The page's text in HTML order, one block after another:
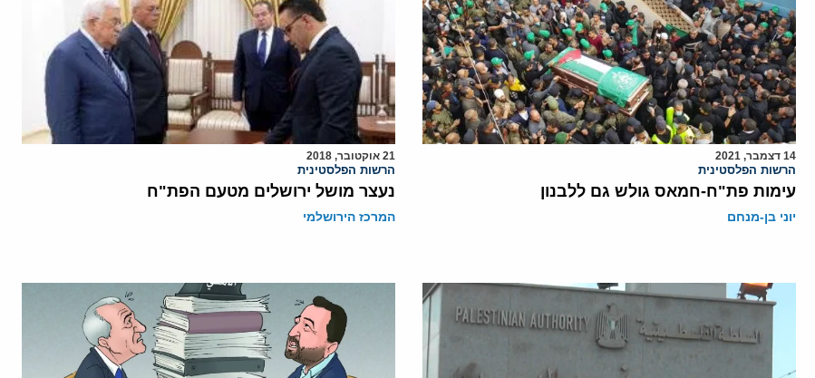
14 דצמבר, 2021
הרשות הפלסטינית
עימות פת"ח-חמאס גולש גם ללבנון
יוני בן-מנחם
21 אוקטובר, 2018
הרשות הפלסטינית
נעצר מושל ירושלים מטעם הפת"ח
המרכז הירושלמי